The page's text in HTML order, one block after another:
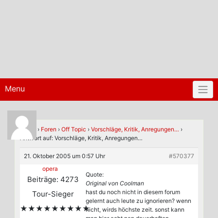
Menu
Home › Foren › Off Topic › Vorschläge, Kritik, Anregungen… ›
Antwort auf: Vorschläge, Kritik, Anregungen…
21. Oktober 2005 um 0:57 Uhr
#570377
opera
Beiträge: 4273
Tour-Sieger
★★★★★★★★★
Quote:
Original von Coolman
hast du noch nicht in diesem forum
gelernt auch leute zu ignorieren? wenn
nicht, wirds höchste zeit. sonst kann